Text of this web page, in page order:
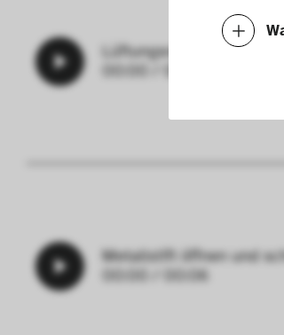
die
Lüftungsrad öffnen und
00:00
Metallstift öffnen und
00:00
00:06